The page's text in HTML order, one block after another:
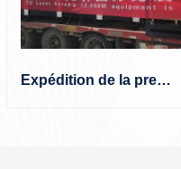
Expédition de la première machine de découpe laser à grande échelle